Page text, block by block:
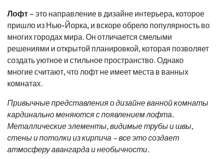
Лофт – это направление в дизайне интерьера, которое
пришло из Нью-Йорка, и вскоре обрело популярность во
многих городах мира. Он отличается смелыми
решениями и открытой планировкой, которая позволяет
создать уютное и стильное пространство. Однако
многие считают, что лофт не имеет места в ванных
комнатах.
Привычные представления о дизайне ванной комнаты
кардинально меняются с появлением лофта.
Металлические элементы, видимые трубы и швы,
стены и потолки из кирпича – все это создает
атмосферу авангарда и необычности.